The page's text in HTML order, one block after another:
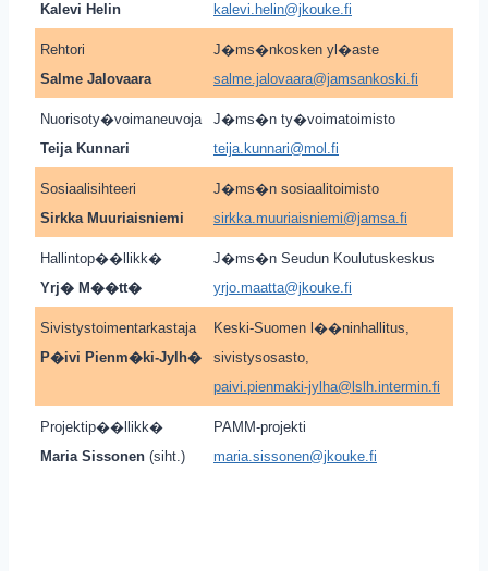
Kalevi Helin
kalevi.helin@jkouke.fi
Rehtori
Salme Jalovaara
J�ms�nkosken yl�aste
salme.jalovaara@jamsankoski.fi
Nuorisoty�voimaneuvoja
Teija Kunnari
J�ms�n ty�voimatoimisto
teija.kunnari@mol.fi
Sosiaalisihteeri
Sirkka Muuriaisniemi
J�ms�n sosiaalitoimisto
sirkka.muuriaisniemi@jamsa.fi
Hallintop��llikk�
Yrj� M��tt�
J�ms�n Seudun Koulutuskeskus
yrjo.maatta@jkouke.fi
Sivistystoimentarkastaja
P�ivi Pienm�ki-Jylh�
Keski-Suomen l��ninhallitus,
sivistysosasto,
paivi.pienmaki-jylha@lslh.intermin.fi
Projektip��llikk�
Maria Sissonen (siht.)
PAMM-projekti
maria.sissonen@jkouke.fi